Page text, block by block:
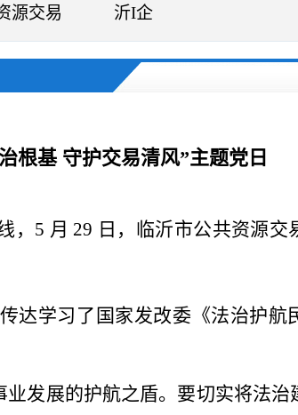
源交易 沂I企
根基 守护交易清风”主题党日
， 5 月 29 日，临沂市公共资源交
达学习了国家发改委《法治护航
发展的护航之盾。要切实将法治